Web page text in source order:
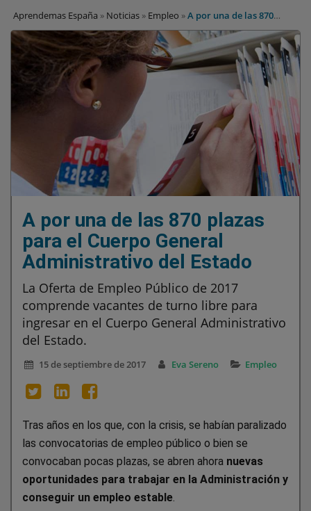
Aprendemas España » Noticias » Empleo »A por una de las 870
plazas para el Cuerpo General Administrativo del Estado
A por una de las 870 plazas
para el Cuerpo General
Administrativo del Estado
La Oferta de Empleo Público de 2017
comprende vacantes de turno libre para
ingresar en el Cuerpo General Administrativo
del Estado.
15 de septiembre de 2017 Eva Sereno Empleo
Tras años en los que, con la crisis, se habían paralizado
las convocatorias de empleo público o bien se
convocaban pocas plazas, se abren ahora nuevas
oportunidades para trabajar en la Administración y
conseguir un empleo estable